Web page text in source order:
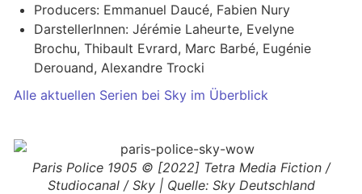
Producers: Emmanuel Daucé, Fabien Nury
DarstellerInnen: Jérémie Laheurte, Evelyne
Brochu, Thibault Evrard, Marc Barbé, Eugénie
Derouand, Alexandre Trocki
Alle aktuellen Serien bei Sky im Überblick
Paris Police 1905 © [2022] Tetra Media Fiction /
Studiocanal / Sky | Quelle: Sky Deutschland